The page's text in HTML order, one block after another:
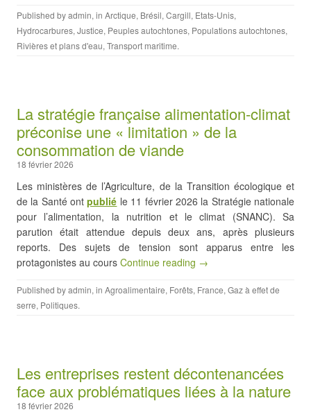
Published byadmin, in Arctique, Brésil, Cargill, Etats-Unis,
Hydrocarbures, Justice, Peuples autochtones, Populations autochtones,
Rivières et plans d'eau, Transport maritime.
La stratégie française alimentation-climat
préconise une « limitation » de la
consommation de viande
18 février 2026
Les ministères de l’Agriculture, de la Transition écologique et
de la Santé ontpublié le 11 février 2026 la Stratégie nationale
pour l’alimentation, la nutrition et le climat (SNANC). Sa
parution était attendue depuis deux ans, après plusieurs
reports. Des sujets de tension sont apparus entre les
protagonistes au cours Continue reading →
Published byadmin, in Agroalimentaire, Forêts, France, Gaz à effet de
serre, Politiques.
Les entreprises restent décontenancées
face aux problématiques liées à la nature
18 février 2026